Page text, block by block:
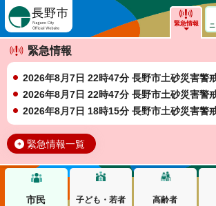
緊急情報
緊急情報
2026年8月7日 22時47分 長野市土砂災害警
2026年8月7日 22時47分 長野市土砂災害警
2026年8月7日 18時15分 長野市土砂災害警
緊急情報一覧
ニ
市民 子ども・若者 高齢者